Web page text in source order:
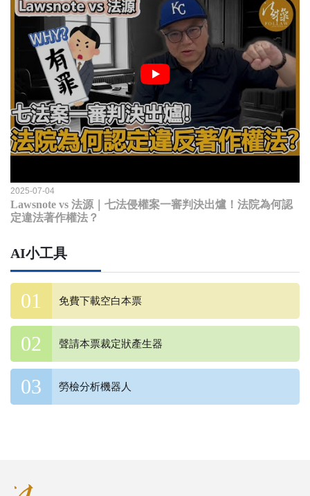
2025-07-04
Lawsnote vs 法源｜七法侵權案一審判決出爐！法院為何認
定違法著作權法？
AI小工具
免費下載空白本票
聲請本票裁定狀產生器
勞檢分析機器人